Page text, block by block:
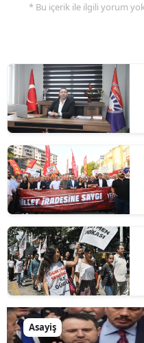
* Bu içerik ile ilgili yorum
Asayiş